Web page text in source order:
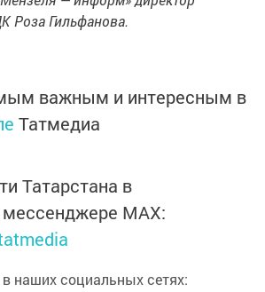
Роза Гильфанова.
важным и интересным в
Татмедиа
Татарстана в
MАХ:
наших социальных сетях: